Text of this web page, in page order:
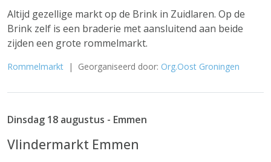
Altijd gezellige markt op de Brink in Zuidlaren. Op de
Brink zelf is een braderie met aansluitend aan beide
zijden een grote rommelmarkt.
Rommelmarkt | Georganiseerd door: Org.Oost Groningen
Dinsdag 18 augustus - Emmen
Vlindermarkt Emmen